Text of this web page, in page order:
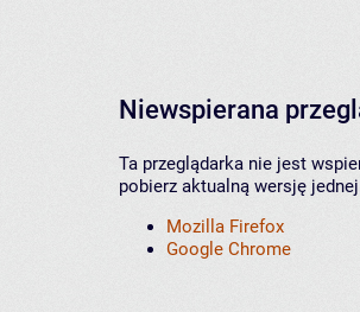
Niewspierana
Ta przeglądarka nie jest
pobierz aktualną wersję
Mozilla Firefox
Google Chrome